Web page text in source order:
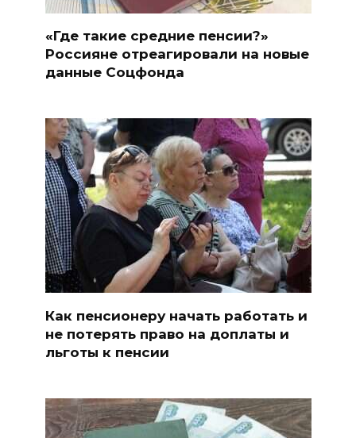
«Где такие средние пенсии?»
Россияне отреагировали на новые
данные Соцфонда
Как пенсионеру начать работать и
не потерять право на доплаты и
льготы к пенсии